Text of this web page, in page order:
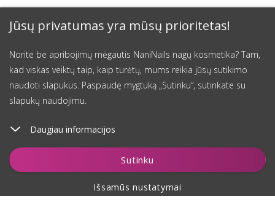
Jūsų privatumas yra mūsų prioritetas!
Norite be apribojimų mėgautis NaniNails nagų kosmetika? Tam,
kad viskas veiktų taip, kaip turėtų, mums reikia jūsų sutikimo
naudoti slapukus. Paspaudę mygtuką „Sutinku“, sutinkate su
slapukų naudojimu.
Daugiau informacijos
Sutinku
Išsamūs nustatymai
Įdėti į krepšelį